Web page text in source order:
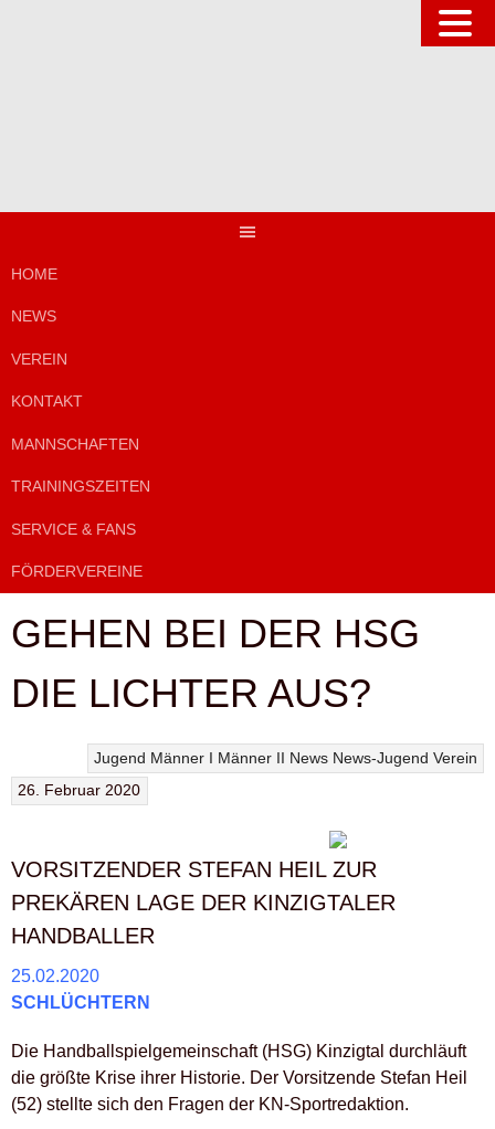
HOME
NEWS
VEREIN
KONTAKT
MANNSCHAFTEN
TRAININGSZEITEN
SERVICE & FANS
FÖRDERVEREINE
GEHEN BEI DER HSG
DIE LICHTER AUS?
Jugend Männer I Männer II News News-Jugend Verein
26. Februar 2020
VORSITZENDER STEFAN HEIL ZUR
PREKÄREN LAGE DER KINZIGTALER
HANDBALLER
25.02.2020
SCHLÜCHTERN
Die Handballspielgemeinschaft (HSG) Kinzigtal durchläuft
die größte Krise ihrer Historie. Der Vorsitzende Stefan Heil
(52) stellte sich den Fragen der KN-Sportredaktion.